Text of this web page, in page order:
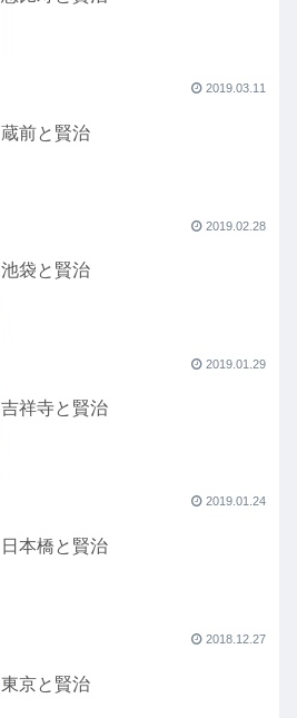
2019.03.11
蔵前と賢治
2019.02.28
池袋と賢治
2019.01.29
吉祥寺と賢治
2019.01.24
日本橋と賢治
2018.12.27
東京と賢治